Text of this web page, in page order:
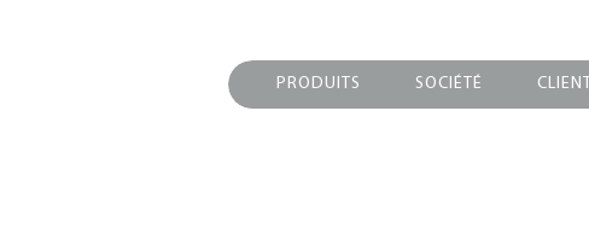
PRODUITS SOCIÉTÉ CLIENT